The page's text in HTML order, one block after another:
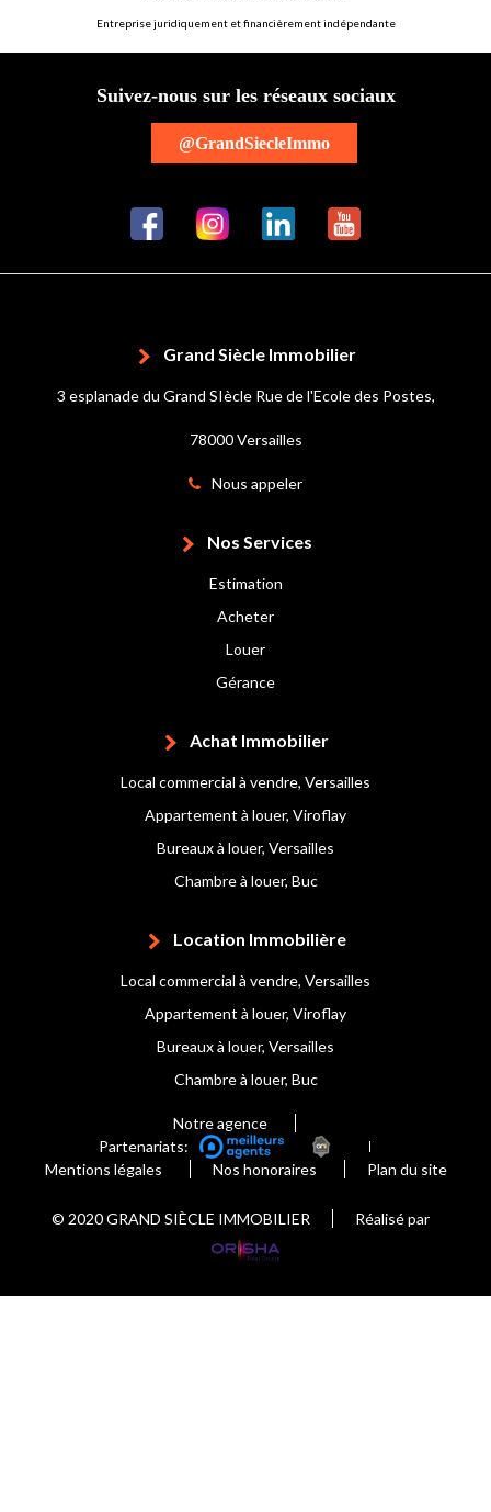
Entreprise juridiquement et financièrement indépendante
Suivez-nous sur les réseaux sociaux
@GrandSiecleImmo
Grand Siècle Immobilier
3 esplanade du Grand SIècle Rue de l'Ecole des Postes,
78000 Versailles
Nous appeler
Nos Services
Estimation
Acheter
Louer
Gérance
Achat Immobilier
Local commercial à vendre, Versailles
Appartement à louer, Viroflay
Bureaux à louer, Versailles
Chambre à louer, Buc
Location Immobilière
Local commercial à vendre, Versailles
Appartement à louer, Viroflay
Bureaux à louer, Versailles
Chambre à louer, Buc
Notre agence
Partenariats:
Mentions légales
Nos honoraires Plan du site
© 2020 GRAND SIÈCLE IMMOBILIER Réalisé par